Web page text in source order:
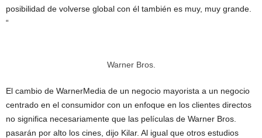
posibilidad de volverse global con él también es muy, muy grande.
“
Warner Bros.
El cambio de WarnerMedia de un negocio mayorista a un negocio
centrado en el consumidor con un enfoque en los clientes directos
no significa necesariamente que las películas de Warner Bros.
pasarán por alto los cines, dijo Kilar. Al igual que otros estudios